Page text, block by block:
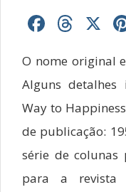
X
O nome original
Alguns detalhes
Way to
de publicação:
série de colunas
para a revista